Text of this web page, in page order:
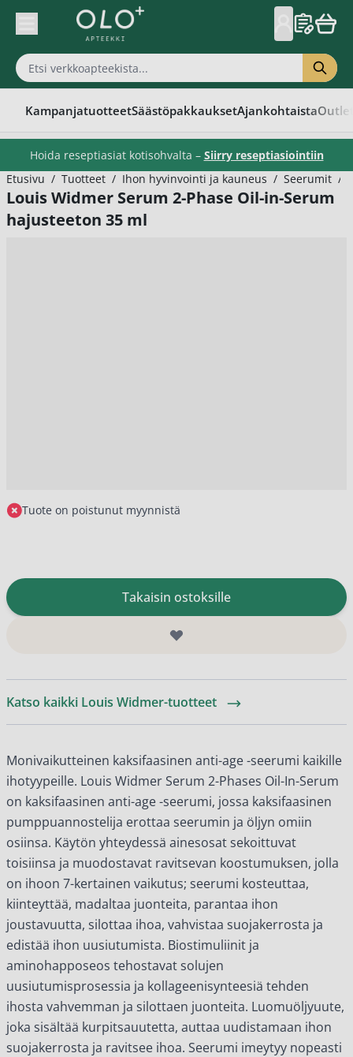
Skip to Content
KampanjatuotteetSäästöpakkauksetAjankohtaista
Hoida reseptiasiat kotisohvalta – Siirry reseptiasiointiin
Etusivu / Tuotteet / Ihon hyvinvointi ja kauneus / Seerumit /
Louis Widmer Serum 2-Phase Oil-in-Serum
hajusteeton 35 ml
Tuote on poistunut myynnistä
Takaisin ostoksille
Katso kaikki Louis Widmer-tuotteet
Monivaikutteinen kaksifaasinen anti-age -seerumi kaikille
ihotyypeille. Louis Widmer Serum 2-Phases Oil-In-Serum
on kaksifaasinen anti-age -seerumi, jossa kaksifaasinen
pumppuannostelija erottaa seerumin ja öljyn omiin
osiinsa. Käytön yhteydessä ainesosat sekoittuvat
toisiinsa ja muodostavat ravitsevan koostumuksen, jolla
on ihoon 7-kertainen vaikutus; seerumi kosteuttaa,
kiinteyttää, madaltaa juonteita, parantaa ihon
joustavuutta, silottaa ihoa, vahvistaa suojakerrosta ja
edistää ihon uusiutumista. Biostimuliinit ja
aminohapposeos tehostavat solujen
uusiutumisprosessia ja kollageenisynteesiä tehden
ihosta vahvemman ja silottaen juonteita. Luomuöljyuute,
joka sisältää kurpitsauutetta, auttaa uudistamaan ihon
suojakerrosta ja ravitsee ihoa. Seerumi imeytyy nopeasti